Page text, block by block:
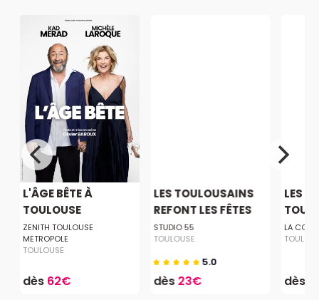
L'ÂGE BÊTE À
TOULOUSE
ZENITH TOULOUSE
METROPOLE
TOULOUSE
dès 62€
LES TOULOUSAINS
REFONT LES FÊTES
STUDIO 55
TOULOUSE
5.0
dès23€
LES
LA
dès